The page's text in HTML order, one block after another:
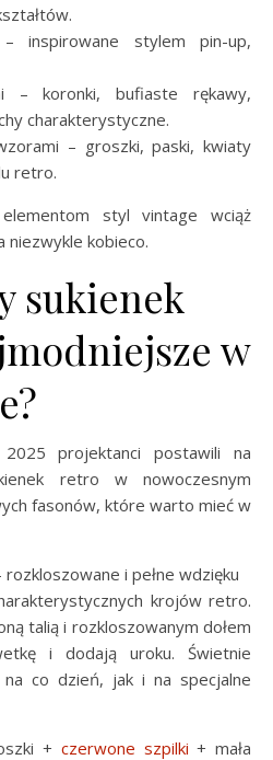
– inspirowane stylem pin-up,
– koronki, bufiaste rękawy,
charakterystyczne.
– groszki, paski, kwiaty
retro.
styl vintage wciąż
niezwykle kobieco.
sukienek
w
projektanci postawili na
retro w nowoczesnym
fasonów, które warto mieć w
rozkloszowane i pełne wdzięku
krojów retro.
talią i rozkloszowanym dołem
i dodają uroku. Świetnie
co dzień, jak i na specjalne
+ czerwone szpilki + mała